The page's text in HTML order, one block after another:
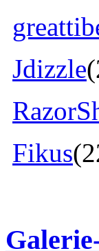
Jdizzle
Fikus